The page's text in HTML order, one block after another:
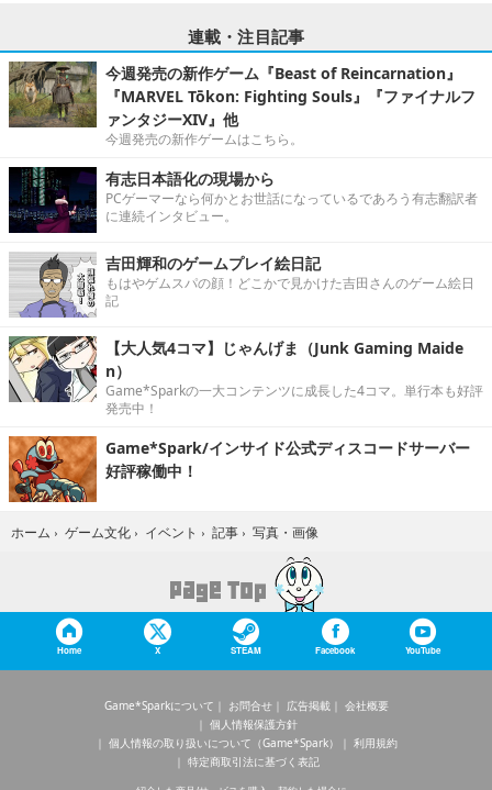
連載・注目記事
今週発売の新作ゲーム『Beast of Reincarnation』
『MARVEL Tōkon: Fighting Souls』『ファイナルフ
ァンタジーXIV』他
今週発売の新作ゲームはこちら。
有志日本語化の現場から
PCゲーマーなら何かとお世話になっているであろう有志翻訳者
に連続インタビュー。
吉田輝和のゲームプレイ絵日記
もはやゲムスパの顔！どこかで見かけた吉田さんのゲーム絵日
記
【大人気4コマ】じゃんげま（Junk Gaming Maide
n）
Game*Sparkの一大コンテンツに成長した4コマ。単行本も好評
発売中！
Game*Spark/インサイド公式ディスコードサーバー
好評稼働中！
ホーム › ゲーム文化 › イベント › 記事 › 写真・画像
Home X STEAM Facebook YouTube
Game*Sparkについて お問合せ 広告掲載
会社概要
個人情報保護方針
個人情報の取り扱いについて（Game*Spark）
利用規約
特定商取引法に基づく表記